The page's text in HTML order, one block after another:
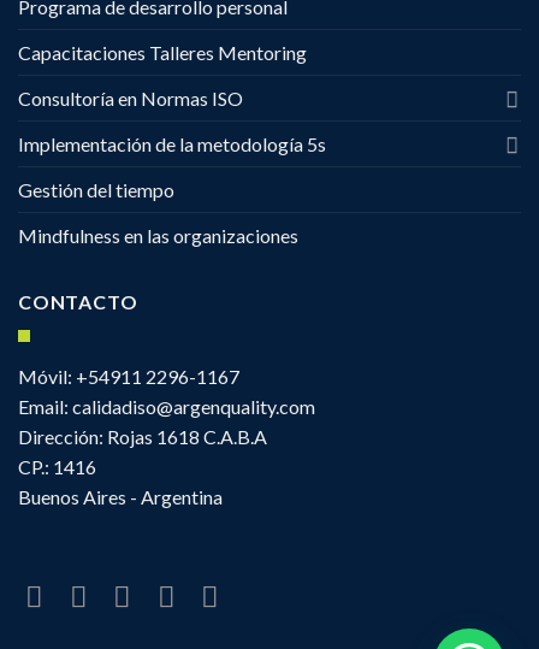
Programa de desarrollo personal
Capacitaciones Talleres Mentoring
Consultoría en Normas ISO
Implementación de la metodología 5s
Gestión del tiempo
Mindfulness en las organizaciones
CONTACTO
Móvil: +54911 2296-1167
Email: calidadiso@argenquality.com
Dirección: Rojas 1618 C.A.B.A
CP.: 1416
Buenos Aires - Argentina